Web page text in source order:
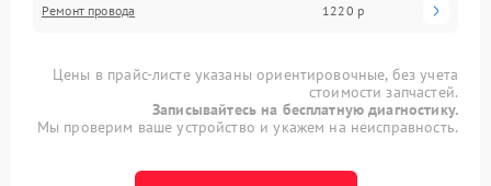
Ремонт провода 1220 р
Цены в прайс-листе указаны ориентировочные, без учета
стоимости запчастей.
Записывайтесь на бесплатную диагностику.
Мы проверим ваше устройство и укажем на неисправность.